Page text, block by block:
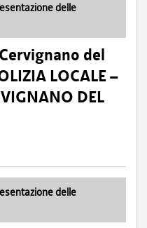
delle
del
LOCALE –
DEL
delle